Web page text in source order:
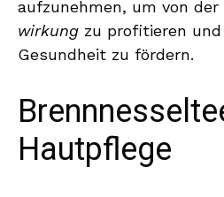
aufzunehmen, um von der
wirkung zu profitieren
Gesundheit zu fördern.
Hautpflege